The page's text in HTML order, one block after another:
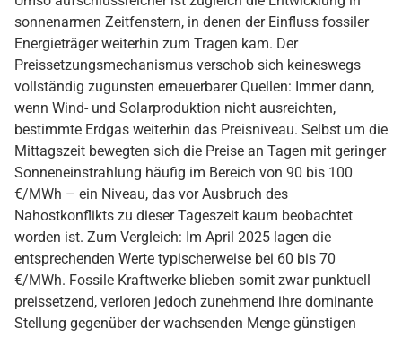
sonnenarmen Zeitfenstern, in denen der Einfluss fossiler
Energieträger weiterhin zum Tragen kam. Der
Preissetzungsmechanismus verschob sich keineswegs
vollständig zugunsten erneuerbarer Quellen: Immer dann,
wenn Wind- und Solarproduktion nicht ausreichten,
bestimmte Erdgas weiterhin das Preisniveau. Selbst um die
Mittagszeit bewegten sich die Preise an Tagen mit geringer
Sonneneinstrahlung häufig im Bereich von 90 bis 100
€/MWh – ein Niveau, das vor Ausbruch des
Nahostkonflikts zu dieser Tageszeit kaum beobachtet
worden ist. Zum Vergleich: Im April 2025 lagen die
entsprechenden Werte typischerweise bei 60 bis 70
€/MWh. Fossile Kraftwerke blieben somit zwar punktuell
preissetzend, verloren jedoch zunehmend ihre dominante
Stellung gegenüber der wachsenden Menge günstigen